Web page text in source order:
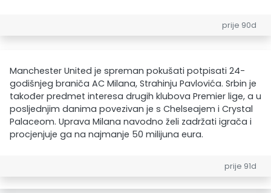
prije 90d
Manchester United je spreman pokušati potpisati 24-
godišnjeg braniča AC Milana, Strahinju Pavlovića. Srbin je
također predmet interesa drugih klubova Premier lige, a u
posljednjim danima povezivan je s Chelseajem i Crystal
Palaceom. Uprava Milana navodno želi zadržati igrača i
procjenjuje ga na najmanje 50 milijuna eura.
prije 91d